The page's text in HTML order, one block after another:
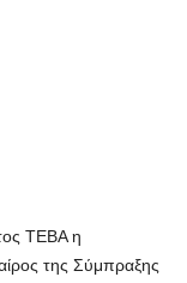
ΤΕΒΑ η
της Σύμπραξης